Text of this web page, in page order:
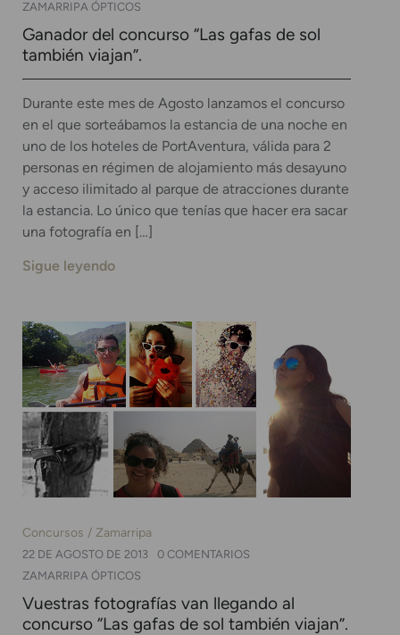
ZAMARRIPA ÓPTICOS
Ganador del concurso “Las gafas de sol
también viajan”.
Durante este mes de Agosto lanzamos el concurso
en el que sorteábamos la estancia de una noche en
uno de los hoteles de PortAventura, válida para 2
personas en régimen de alojamiento más desayuno
y acceso ilimitado al parque de atracciones durante
la estancia. Lo único que tenías que hacer era sacar
una fotografía en […]
Sigue leyendo
Concursos Zamarripa
22 DE AGOSTO DE 2013
0 COMENTARIOS
ZAMARRIPA ÓPTICOS
Vuestras fotografías van llegando al
concurso “Las gafas de sol también viajan”.